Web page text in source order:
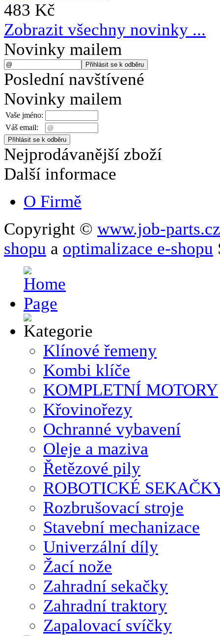
483 Kč
Zobrazit všechny novinky ...
Novinky mailem
Poslední navštívené
Novinky mailem
Vaše jméno:
Váš email:
Nejprodávanější zboží
Další informace
O Firmě
Copyright © www.job-parts.cz
shopu a optimalizace e-shopu
Klínové řemeny
Kombi klíče
KOMPLETNÍ MOTORY
Křovinořezy
Ochranné vybavení
Oleje a maziva
Řetězové pily
ROBOTICKÉ
Rozbrušovací stroje
Stavební mechanizace
Univerzální díly
Žací nože
Zahradní sekačky
Zahradní traktory
Zapalovací svíčky